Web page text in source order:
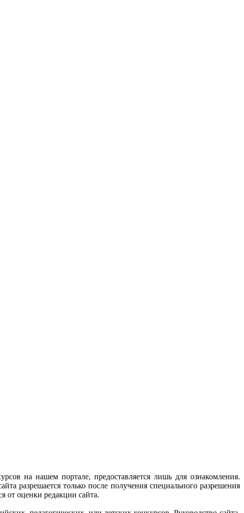
на нашем портале, предоставляется лишь для ознакомления.
разрешается только после получения специального разрешения
от оценки редакции сайта.